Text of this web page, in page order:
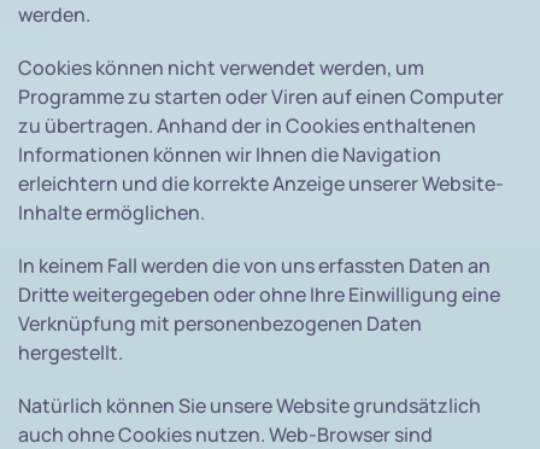
werden.
Cookies können nicht verwendet werden, um
Programme zu starten oder Viren auf einen Computer
zu übertragen. Anhand der in Cookies enthaltenen
Informationen können wir Ihnen die Navigation
erleichtern und die korrekte Anzeige unserer Website-
Inhalte ermöglichen.
In keinem Fall werden die von uns erfassten Daten an
Dritte weitergegeben oder ohne Ihre Einwilligung eine
Verknüpfung mit personenbezogenen Daten
hergestellt.
Natürlich können Sie unsere Website grundsätzlich
auch ohne Cookies nutzen. Web-Browser sind